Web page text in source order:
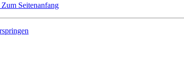
Zum Seitenanfang